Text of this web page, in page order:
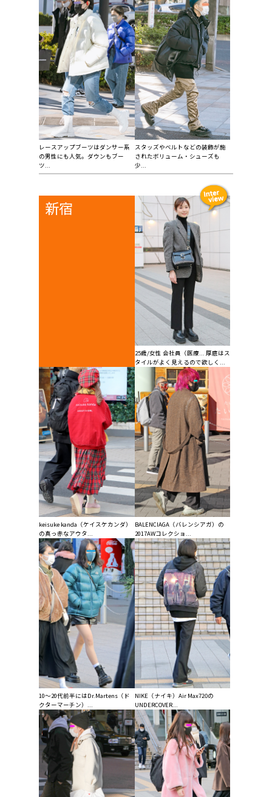
レースアップブーツはダンサー系
の男性にも人気。ダウンもブー
ツ...
スタッズやベルトなどの装飾が施
されたボリューム・シューズも
少...
新宿
25歳/女性 会社員（医療... 厚底はス
タイルがよく見えるので欲しく...
keisuke kanda（ケイスケカンダ）
の真っ赤なアウタ...
BALENCIAGA（バレンシアガ）の
2017AWコレクショ...
10〜20代前半にはDr.Martens（ド
クターマーチン）...
NIKE（ナイキ）Air Max720の
UNDERCOVER...